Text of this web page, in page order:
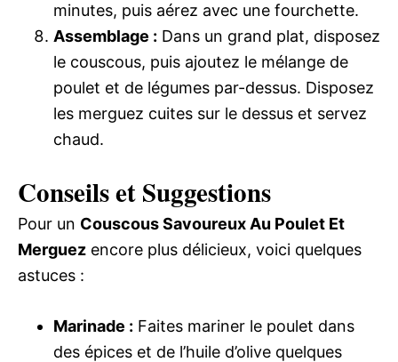
minutes, puis aérez avec une fourchette.
Assemblage : Dans un grand plat, disposez
le couscous, puis ajoutez le mélange de
poulet et de légumes par-dessus. Disposez
les merguez cuites sur le dessus et servez
chaud.
Conseils et Suggestions
Pour un Couscous Savoureux Au Poulet Et
Merguez encore plus délicieux, voici quelques
astuces :
Marinade : Faites mariner le poulet dans
des épices et de l’huile d’olive quelques